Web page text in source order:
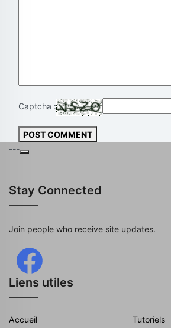
Captcha :
POST COMMENT
---
Stay Connected
Join people who receive site updates.
Liens utiles
Accueil
Tutoriels